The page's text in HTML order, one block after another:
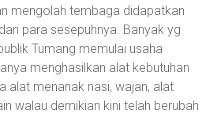
mengolah tembaga didapatkan
para sesepuhnya. Banyak yg
Tumang memulai usaha
menghasilkan alat kebutuhan
alat menanak nasi, wajan, alat
walau demikian kini telah berubah